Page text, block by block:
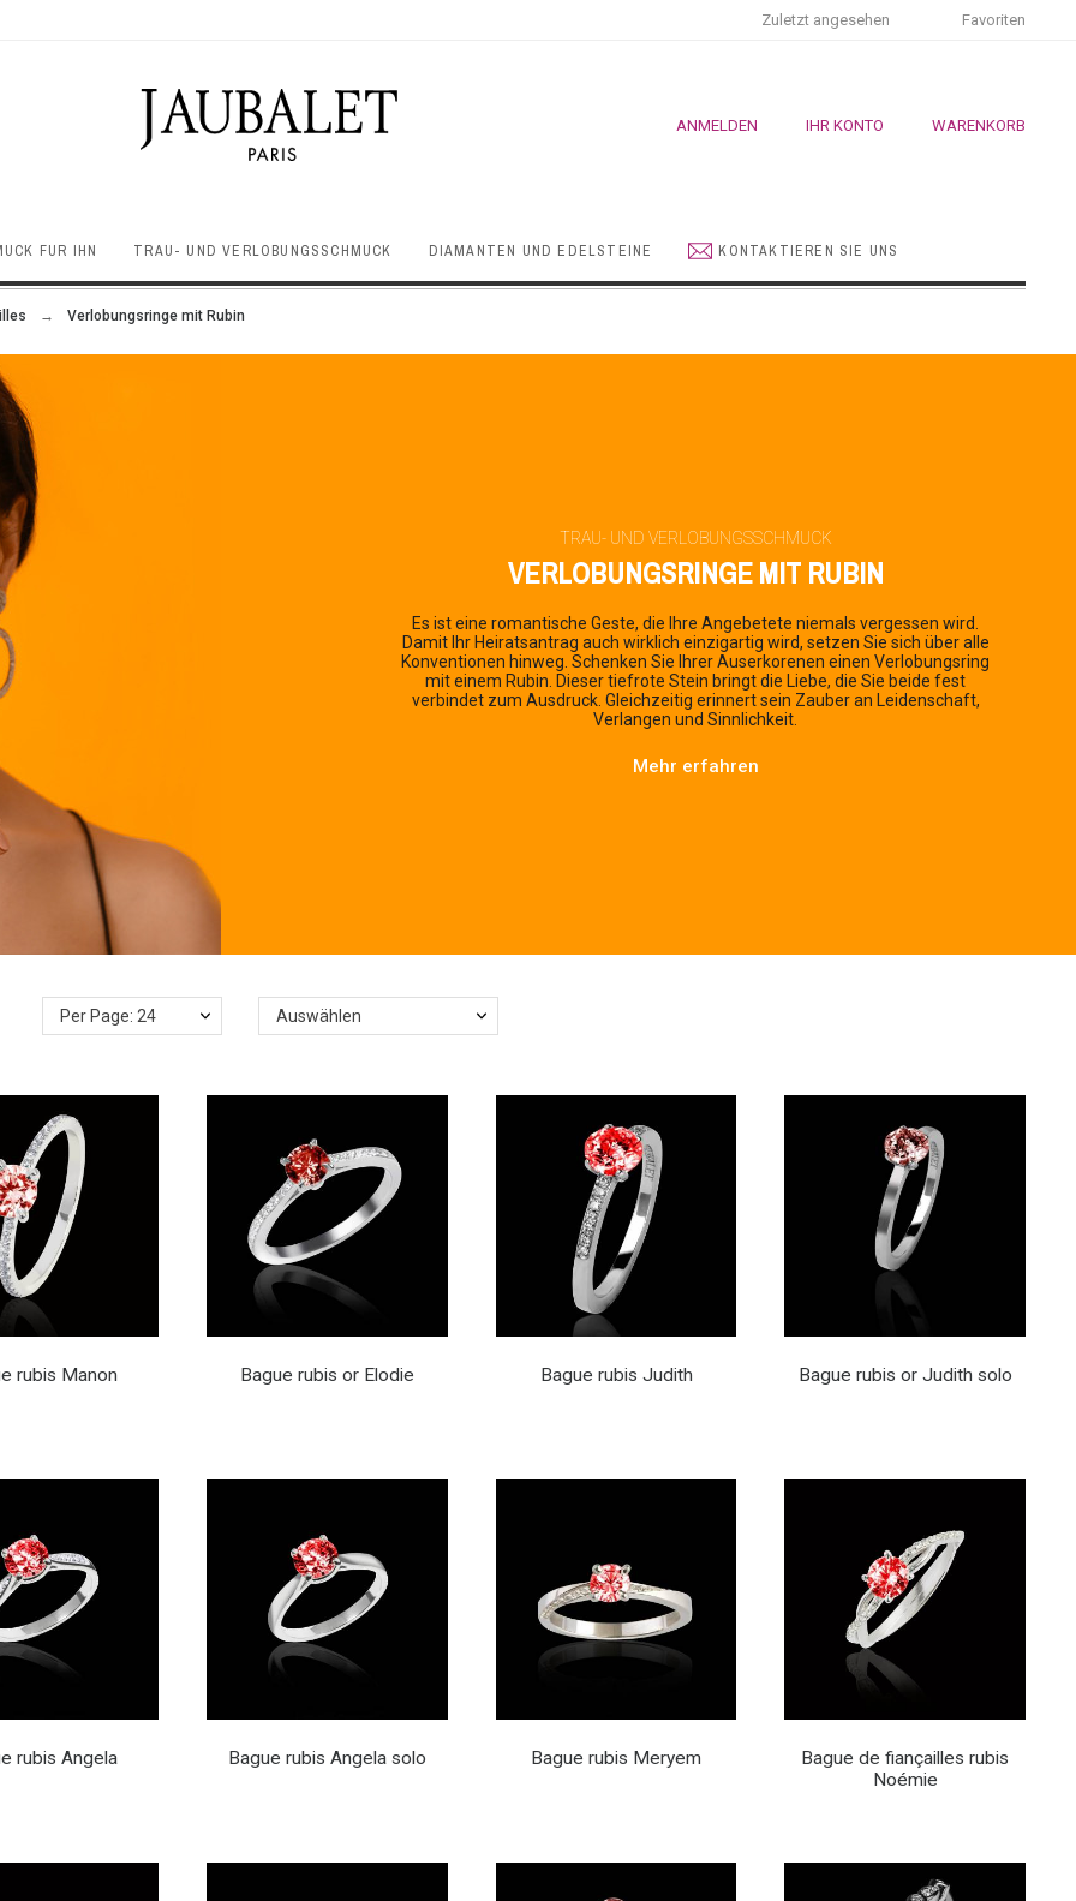
Zuletzt angesehen Favoriten
ANMELDEN IHR KONTO WARENKORB
FÜR IHN TRAU- UND VERLOBUNGSSCHMUCK DIAMANTEN UND EDELSTEINE KONTAKTIEREN SIE UNS
Verlobungsringe mit Rubin
TRAU- UND VERLOBUNGSSCHMUCK
VERLOBUNGSRINGE MIT RUBIN
Es ist eine romantische Geste, die Ihre Angebetete niemals vergessen wird.
Damit Ihr Heiratsantrag auch wirklich einzigartig wird, setzen Sie sich über alle
Konventionen hinweg. Schenken Sie Ihrer Auserkorenen einenVerlobungsring
mit einem Rubin . Dieser tiefrote Stein bringt die Liebe, die Sie beide fest
verbindet zum Ausdruck. Gleichzeitig erinnert sein Zauber an Leidenschaft,
Verlangen und Sinnlichkeit.
Mehr erfahren
Per Page: 24 Auswählen
rubis Manon Bague rubis or Elodie Bague rubis Judith Bague rubis or Judith solo
rubis Angela Bague rubis Angela solo Bague rubis Meryem
Bague de fiançailles rubis
Noémie